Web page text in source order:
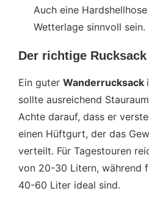
Auch eine
Wetterlage sinnvoll sein.
Der richtige Rucksack
Ein guter Wanderrucksack
sollte ausreichend
Achte darauf, dass er
einen Hüftgurt, der das
verteilt. Für Tagestouren
von 20-30 Litern, während
40-60 Liter ideal sind.